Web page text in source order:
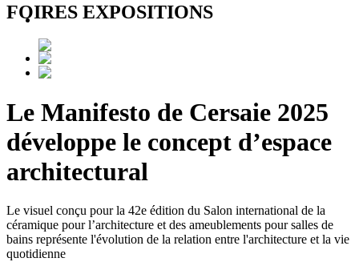
FOIRES EXPOSITIONS
Le Manifesto de Cersaie 2025
développe le concept d’espace
architectural
Le visuel conçu pour la 42e édition du Salon international de la
céramique pour l’architecture et des ameublements pour salles de
bains représente l'évolution de la relation entre l'architecture et la vie
quotidienne